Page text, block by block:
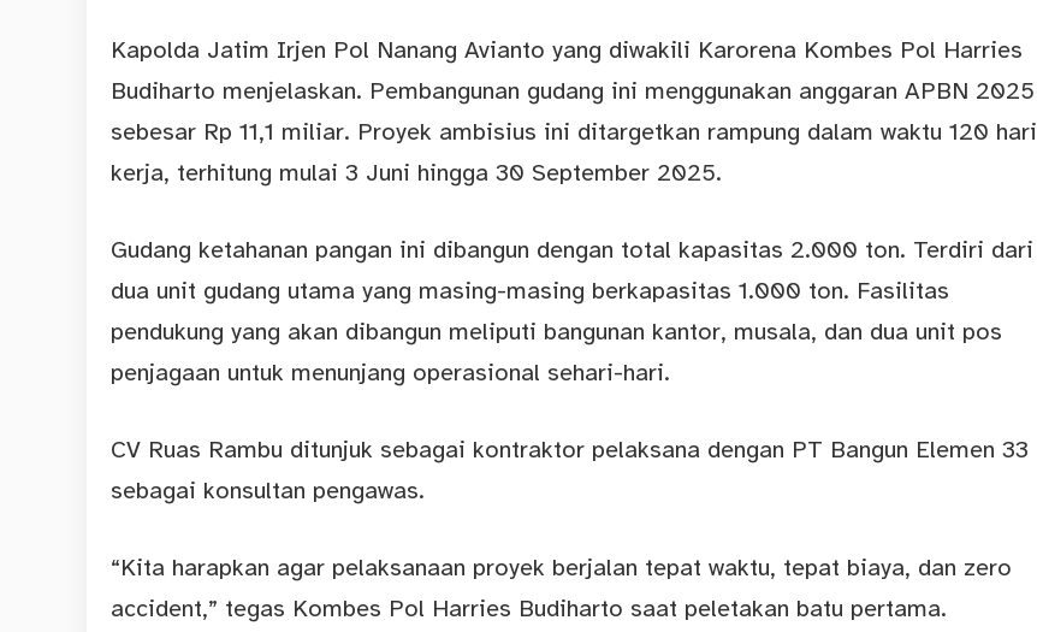
Kapolda Jatim Irjen Pol Nanang Avianto yang diwakili Karorena Kombes Pol Harries
Budiharto menjelaskan. Pembangunan gudang ini menggunakan anggaran APBN 2025
sebesar Rp 11,1 miliar. Proyek ambisius ini ditargetkan rampung dalam waktu 120 hari
kerja, terhitung mulai 3 Juni hingga 30 September 2025.
Gudang ketahanan pangan ini dibangun dengan total kapasitas 2.000 ton. Terdiri dari
dua unit gudang utama yang masing-masing berkapasitas 1.000 ton. Fasilitas
pendukung yang akan dibangun meliputi bangunan kantor, musala, dan dua unit pos
penjagaan untuk menunjang operasional sehari-hari.
CV Ruas Rambu ditunjuk sebagai kontraktor pelaksana dengan PT Bangun Elemen 33
sebagai konsultan pengawas.
“Kita harapkan agar pelaksanaan proyek berjalan tepat waktu, tepat biaya, dan zero
accident,” tegas Kombes Pol Harries Budiharto saat peletakan batu pertama.